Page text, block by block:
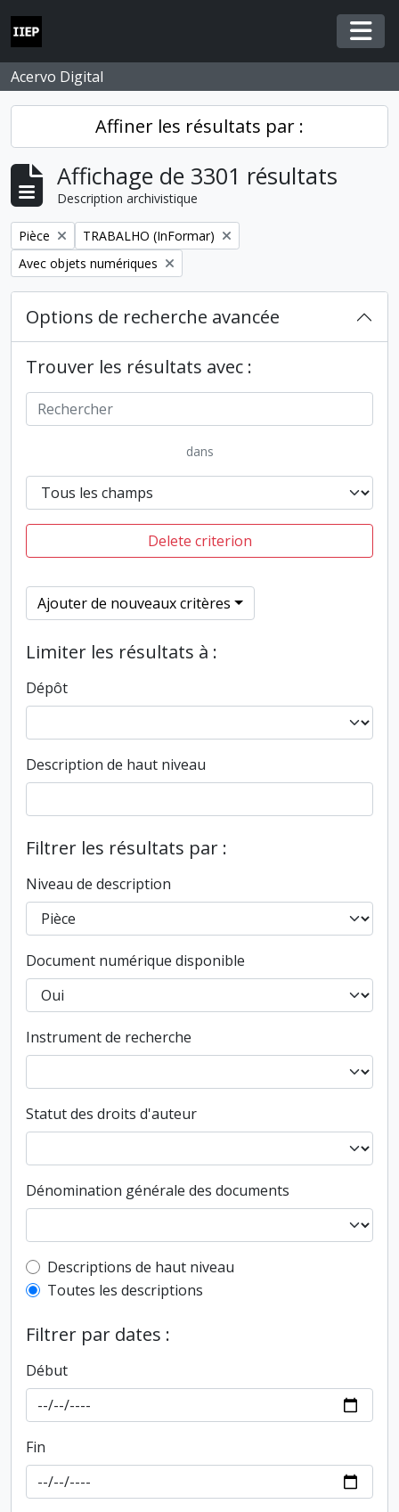
Skip to main content
Acervo Digital
Affiner les résultats par :
Affichage de 3301 résultats
Description archivistique
Remove filter:
Pièce Remove filter:
TRABALHO (InFormar)
Remove filter:
Avec objets numériques
Options de recherche avancée
Trouver les résultats avec :
dans
Delete criterion
Ajouter de nouveaux critères
Limiter les résultats à :
Dépôt
Description de haut niveau
Filtrer les résultats par :
Niveau de description
Document numérique disponible
Instrument de recherche
Statut des droits d'auteur
Dénomination générale des documents
Top-level description filter
Descriptions de haut niveau
Toutes les descriptions
Filtrer par dates :
Début
Fin